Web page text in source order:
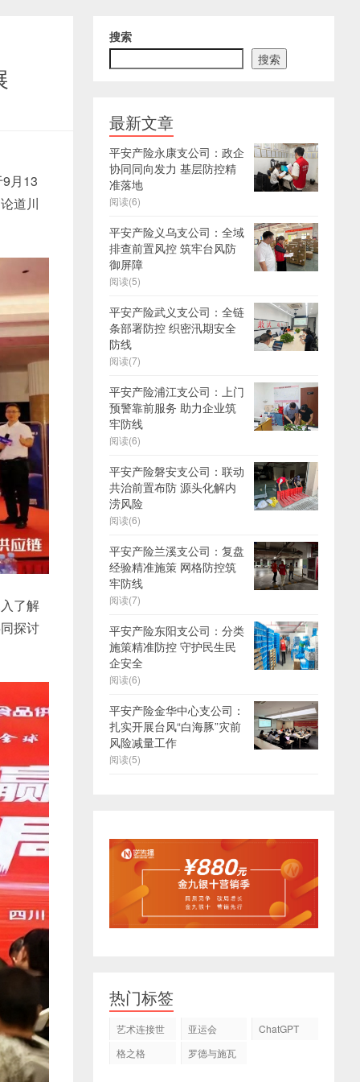
月13
道川
了解
探讨
搜索
搜索
最新文章
平安产险永康支公司：政企
协同同向发力 基层防控精
准落地
阅读(6)
平安产险义乌支公司：全域
排查前置风控 筑牢台风防
御屏障
阅读(5)
平安产险武义支公司：全链
条部署防控 织密汛期安全
防线
阅读(7)
平安产险浦江支公司：上门
预警靠前服务 助力企业筑
牢防线
阅读(6)
平安产险磐安支公司：联动
共治前置布防 源头化解内
涝风险
阅读(6)
平安产险兰溪支公司：复盘
经验精准施策 网格防控筑
牢防线
阅读(7)
平安产险东阳支公司：分类
施策精准防控 守护民生民
企安全
阅读(6)
平安产险金华中心支公司：
扎实开展台风“白海豚”灾前
风险减量工作
阅读(5)
热门标签
艺术连接世
亚运会
ChatGPT
格之格
罗德与施瓦